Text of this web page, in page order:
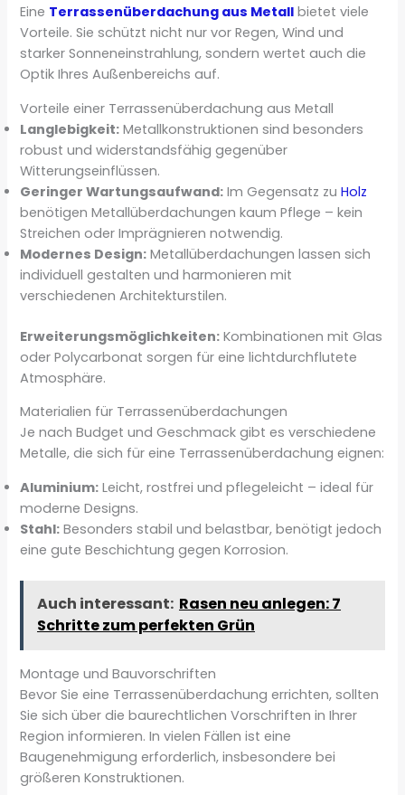
Eine Terrassenüberdachung aus Metall bietet viele
Vorteile. Sie schützt nicht nur vor Regen, Wind und
starker Sonneneinstrahlung, sondern wertet auch die
Optik Ihres Außenbereichs auf.
Vorteile einer Terrassenüberdachung aus Metall
Langlebigkeit: Metallkonstruktionen sind besonders
robust und widerstandsfähig gegenüber
Witterungseinflüssen.
Geringer Wartungsaufwand: Im Gegensatz zuHolz
benötigen Metallüberdachungen kaum Pflege – kein
Streichen oder Imprägnieren notwendig.
Modernes Design: Metallüberdachungen lassen sich
individuell gestalten und harmonieren mit
verschiedenen Architekturstilen.
Erweiterungsmöglichkeiten: Kombinationen mit Glas
oder Polycarbonat sorgen für eine lichtdurchflutete
Atmosphäre.
Materialien für Terrassenüberdachungen
Je nach Budget und Geschmack gibt es verschiedene
Metalle, die sich für eine Terrassenüberdachung eignen:
Aluminium: Leicht, rostfrei und pflegeleicht – ideal für
moderne Designs.
Stahl: Besonders stabil und belastbar, benötigt jedoch
eine gute Beschichtung gegen Korrosion.
Auch interessant: Rasen neu anlegen: 7
Schritte zum perfekten Grün
Montage und Bauvorschriften
Bevor Sie eine Terrassenüberdachung errichten, sollten
Sie sich über die baurechtlichen Vorschriften in Ihrer
Region informieren. In vielen Fällen ist eine
Baugenehmigung erforderlich, insbesondere bei
größeren Konstruktionen.